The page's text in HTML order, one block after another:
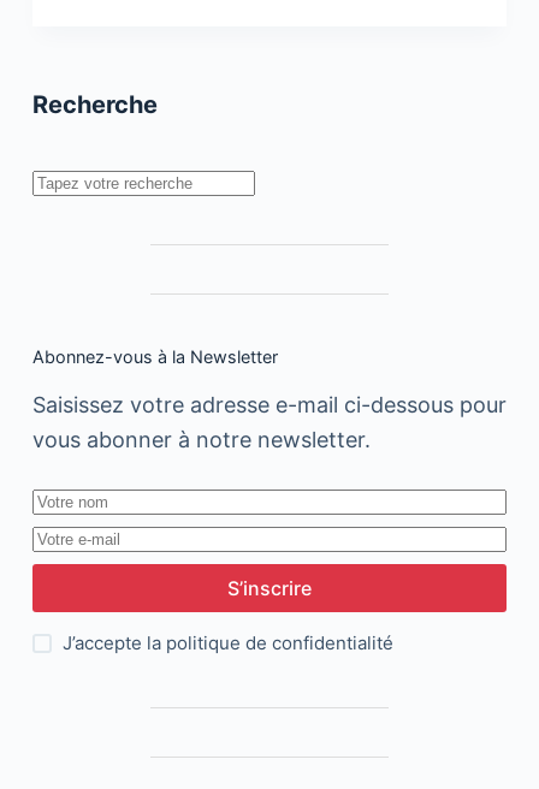
et
ZOOMAAL
Recherche
Rechercher
Abonnez-vous à la Newsletter
Saisissez votre adresse e-mail ci-dessous pour
vous abonner à notre newsletter.
S’inscrire
J’accepte la politique de confidentialité